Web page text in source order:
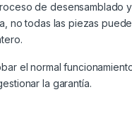
de desensamblado
no todas las piezas
el normal
la garantía.